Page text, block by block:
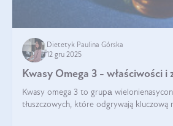
Dietetyk Paulina Górska
12 gru 2025
Kwasy Omega 3 - właściwości i
Kwasy omega 3 to grupа
tłuszczowych, które odgrywają kluczową